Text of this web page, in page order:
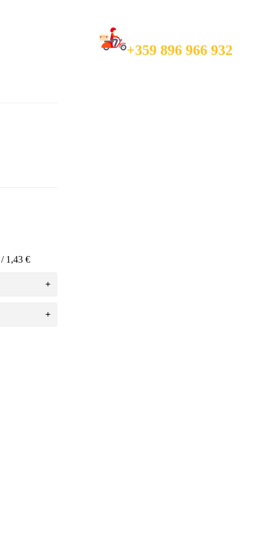
+359 896 966 932
/ 1,43 €